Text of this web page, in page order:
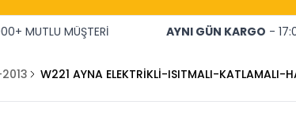
MUTLU MÜŞTERİ AYNI GÜN KARGO -
W221 AYNA ELEKTRİKLİ-ISITMALI-KATLAMALI-